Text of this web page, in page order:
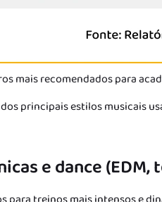
mais recomendados para
principais estilos musicais
e dance (EDM,